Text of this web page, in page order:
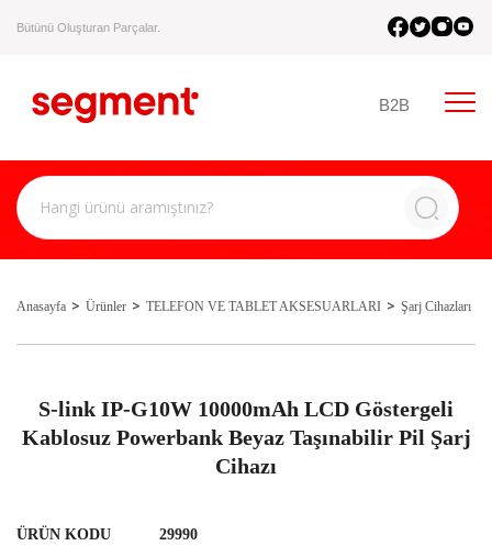
Bütünü Oluşturan Parçalar.
B2B
Anasayfa Ürünler TELEFON VE TABLET AKSESUARLARI Şarj Cihazları
S-link IP-G10W 10000mAh LCD Göstergeli
Kablosuz Powerbank Beyaz Taşınabilir Pil Şarj
Cihazı
ÜRÜN KODU 29990